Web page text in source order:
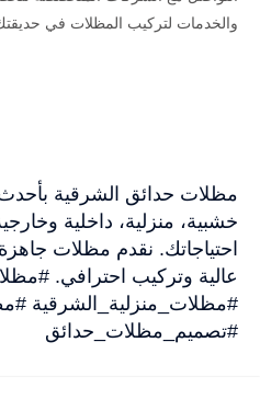
والخدمات لتركيب المظلات في
مظلات حدائق الشرقية
خشبية، منزلية، داخلية
احتياجاتك. نقدم مظلات
عالية وتركيب احترافي.
#مظلات_منزلية_الشرقية
#تصميم_مظلات_حدائق